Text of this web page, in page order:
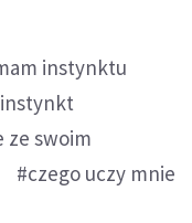
instynktu
ze swoim
#czego uczy mnie